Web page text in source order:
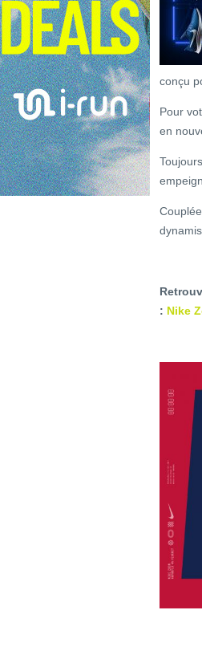
conçu
Pour
en
: Nike